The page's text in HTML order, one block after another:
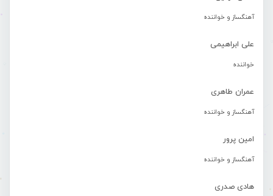
آهنگساز و خواننده
علی ابراهیمی
خواننده
عمران طاهری
آهنگساز و خواننده
امین پرور
آهنگساز و خواننده
هادی صدری